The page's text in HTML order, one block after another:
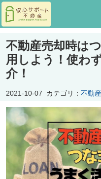
不動産売却時は
用しよう！使わ
介！
2021-10-07 カテゴリ： 不動